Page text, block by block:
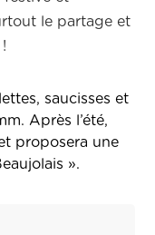
le partage et
saucisses et
Après l’été,
proposera une
».